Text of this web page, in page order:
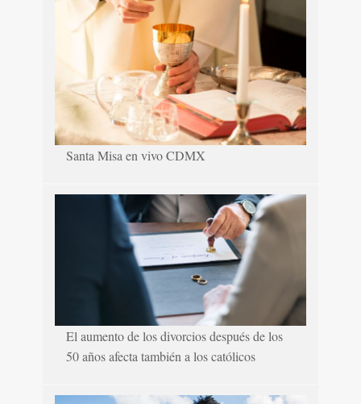
Santa Misa en vivo CDMX
El aumento de los divorcios después de los
50 años afecta también a los católicos